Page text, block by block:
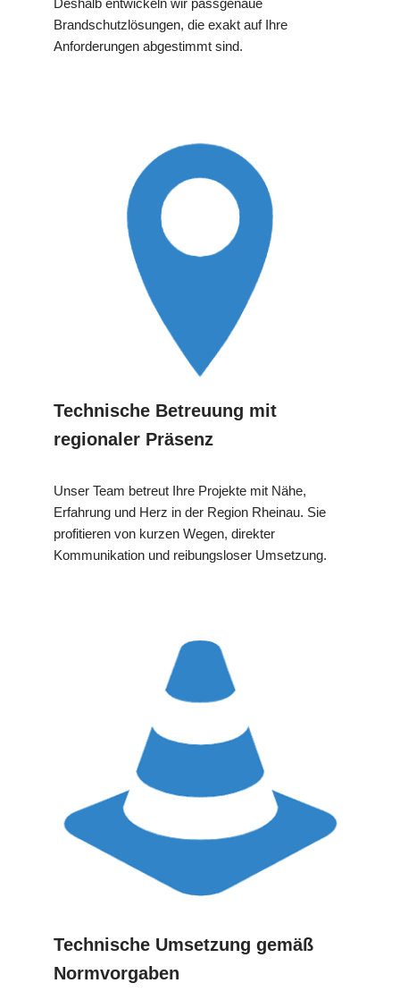
Brandschutzlösungen, die exakt auf Ihre
Anforderungen abgestimmt sind.
Technische Betreuung mit
regionaler Präsenz
Unser Team betreut Ihre Projekte mit Nähe,
Erfahrung und Herz in der Region Rheinau. Sie
profitieren von kurzen Wegen, direkter
Kommunikation und reibungsloser Umsetzung.
Technische Umsetzung gemäß
Normvorgaben